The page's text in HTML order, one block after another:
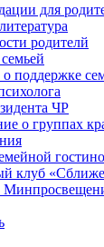
для
родителй
поддержке
ЧР
о группах
клуб